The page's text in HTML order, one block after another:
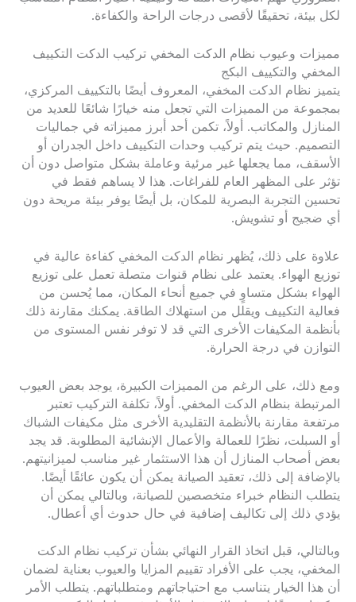
لكل بيئة، تحقيقًا لأقصى درجات الراحة والكفاءة.
مميزات وعيوب نظام الدكت المخفي تركيب الدكت التكييف
المخفي والتكييف البكج
يتميز نظام الدكت المخفي، المعروف أيضًا بالتكييف المركزي،
بمجموعة من المميزات التي تجعل منه خيارًا شائعًا للعديد من
المنازل والمكاتب. أولاً، تكمن أحد أبرز مميزاته في جماليات
التصميم. حيث يتم تركيب وحدات التكييف داخل الجدران أو
الأسقف، مما يجعلها غير مرئية وعاملة بشكل متواصل دون أن
تؤثر على المظهر العام للفراغات. هذا لا يساهم فقط في
تحسين التجربة البصرية للمكان، بل أيضًا يوفر بيئة مريحة دون
أي ضجيج أو تشويش.
علاوة على ذلك، يُظهر نظام الدكت المخفي كفاءة عالية في
توزيع الهواء. يعتمد على نظام قنوات متصلة تعمل على توزيع
الهواء بشكل متساوٍ في جميع أنحاء المكان، مما يُحسن من
فعالية التكييف ويقلل من استهلاك الطاقة. يمكنك مقارنة ذلك
بأنظمة المكيفات الأخرى التي قد لا توفر نفس المستوى من
التوازن في درجة الحرارة.
ومع ذلك، على الرغم من المميزات الكبيرة، يوجد بعض العيوب
المرتبطة بنظام الدكت المخفي. أولاً، تكلفة التركيب تعتبر
مرتفعة مقارنة بالأنظمة التقليدية الأخرى مثل مكيفات الشباك
أو السبلت، نظرًا للعمالة والأعمال الإنشائية المطلوبة. قد يجد
بعض أصحاب المنازل أن هذا الاستثمار غير مناسب لميزانيتهم.
بالإضافة إلى ذلك، تعقيد الصيانة يمكن أن يكون عائقًا أيضًا.
يتطلب النظام خبراء متخصصين للصيانة، وبالتالي يمكن أن
يؤدي ذلك إلى تكاليف إضافية في حال حدوث أي أعطال.
وبالتالي، قبل اتخاذ القرار النهائي بشأن تركيب نظام الدكت
المخفي، يجب على الأفراد تقييم المزايا والعيوب بعناية لضمان
أن هذا الخيار يتناسب مع احتياجاتهم ومتطلباتهم. يتطلب الأمر